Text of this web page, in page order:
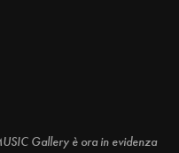
Gallery è ora in evidenza